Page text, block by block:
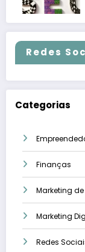
Redes
Categorias
Finanças
Marketing
Marketing
Redes